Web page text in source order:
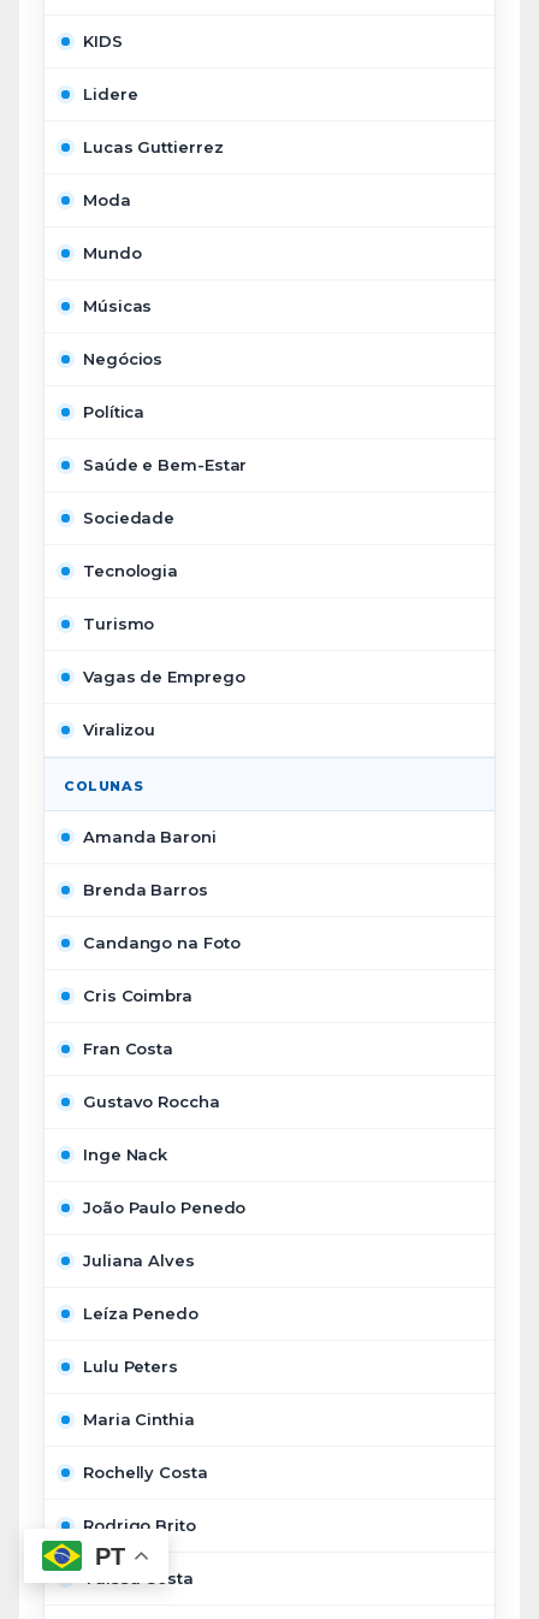
KIDS
Lidere
Lucas Guttierrez
Moda
Mundo
Músicas
Negócios
Política
Saúde e Bem-Estar
Sociedade
Tecnologia
Turismo
Vagas de Emprego
Viralizou
COLUNAS
Amanda Baroni
Brenda Barros
Candango na Foto
Cris Coimbra
Fran Costa
Gustavo Roccha
Inge Nack
João Paulo Penedo
Juliana Alves
Leíza Penedo
Lulu Peters
Maria Cinthia
Rochelly Costa
Rodrigo Brito
Taíssa Costa
PT